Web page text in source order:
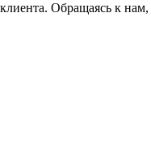
Обращаясь к